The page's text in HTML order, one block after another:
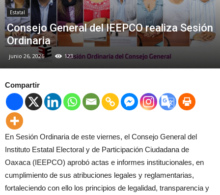
Estatal
Consejo General del IEEPCO realiza Sesión
Ordinaria
junio 26, 2026 123
Compartir
En Sesión Ordinaria de este viernes, el Consejo General del
Instituto Estatal Electoral y de Participación Ciudadana de
Oaxaca (IEEPCO) aprobó actas e informes institucionales, en
cumplimiento de sus atribuciones legales y reglamentarias,
fortaleciendo con ello los principios de legalidad, transparencia y